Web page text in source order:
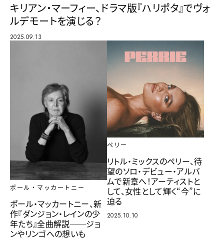
キリアン・マーフィー、ドラマ版『ハリポタ』でヴォ
ルデモートを演じる？
2025.09.13
ポール・マッカートニー
ポール・マッカートニー、新
作『ダンジョン・レインの少
年たち』全曲解説──ジョ
ンやリンゴへの想いも
ペリー
リトル・ミックスのペリー、待
望のソロ・デビュー・アルバ
ムで新章へ！アーティストと
して、女性として輝く“今”に
迫る
2025.10.10